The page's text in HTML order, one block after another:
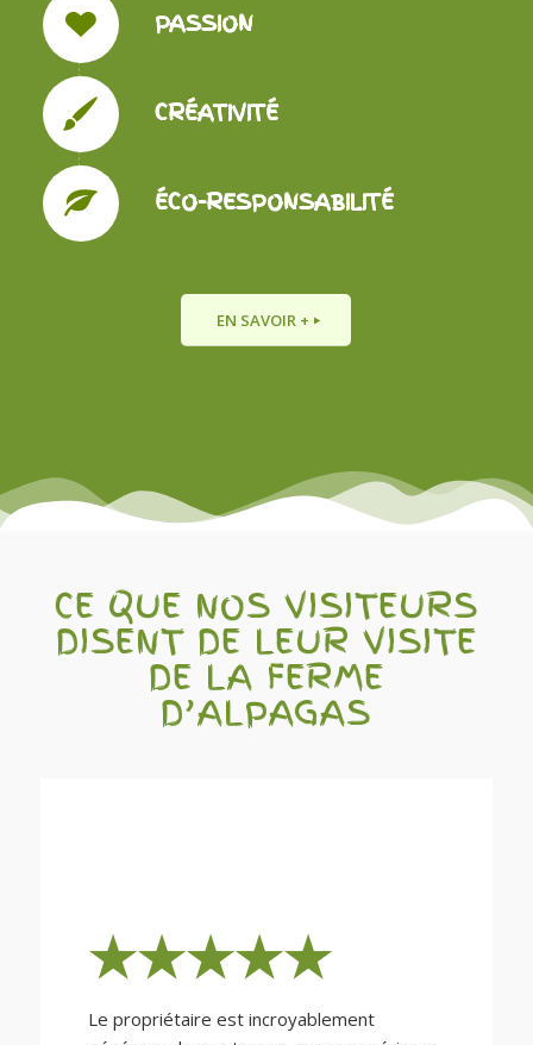
PASSION
CRÉATIVITÉ
ÉCO-RESPONSABILITÉ
EN SAVOIR +
CE QUE NOS VISITEURS
DISENT DE LEUR VISITE
DE LA FERME
D’ALPAGAS
★★★★★
Le propriétaire est incroyablement